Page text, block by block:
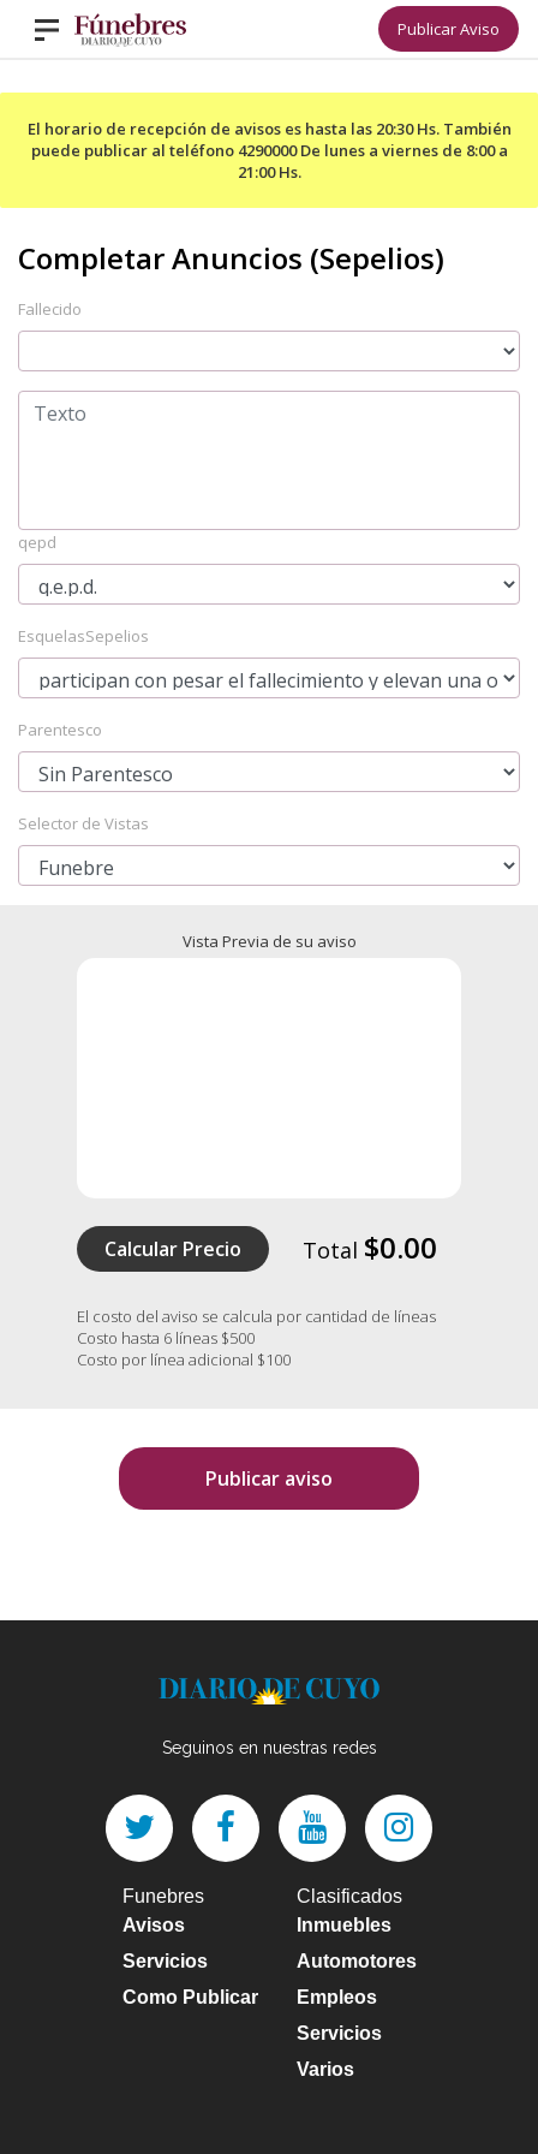
Publicar Aviso
El horario de recepción de avisos es hasta las 20:30 Hs. También
puede publicar al teléfono 4290000 De lunes a viernes de 8:00 a
21:00 Hs.
Fallecido
qepd
EsquelasSepelios
Parentesco
Selector de Vistas
Vista Previa de su aviso
Calcular Precio Total $0.00
El costo del aviso se calcula por cantidad de líneas
Costo hasta 6 líneas $500
Costo por línea adicional $100
Publicar aviso
Seguinos en nuestras redes
Funebres
Avisos
Servicios
Como Publicar
Clasificados
Inmuebles
Automotores
Empleos
Servicios
Varios